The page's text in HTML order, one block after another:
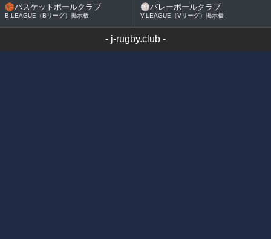
🏀バスケットボールクラブ
B.LEAGUE（Bリーグ）掲示板
🏐バレーボールクラブ
V.LEAGUE（Vリーグ）掲示板
- j-rugby.club -